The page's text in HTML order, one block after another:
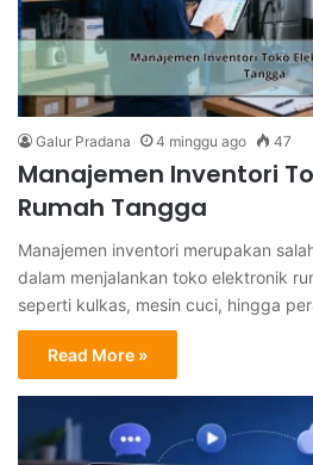
Galur Pradana 4 minggu ago 47
Manajemen Inventori
Rumah Tangga
Manajemen inventori merupakan
dalam menjalankan toko elektronik
seperti kulkas, mesin cuci, hingga
Read More »